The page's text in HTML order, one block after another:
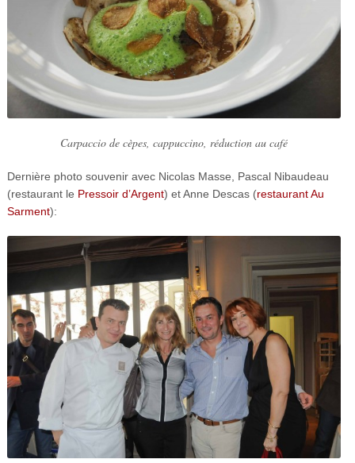
Carpaccio de cèpes, cappuccino, réduction au café
Dernière photo souvenir avec Nicolas Masse, Pascal Nibaudeau
(restaurant le Pressoir d’Argent) et Anne Descas (restaurant Au
Sarment):